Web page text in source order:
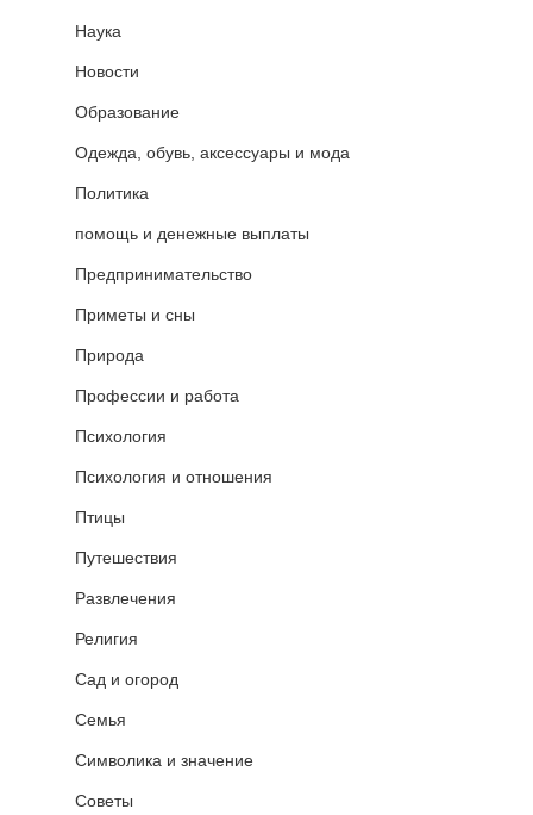
Наука
Новости
Образование
Одежда, обувь, аксессуары и мода
Политика
помощь и денежные выплаты
Предпринимательство
Приметы и сны
Природа
Профессии и работа
Психология
Психология и отношения
Птицы
Путешествия
Развлечения
Религия
Сад и огород
Семья
Символика и значение
Советы